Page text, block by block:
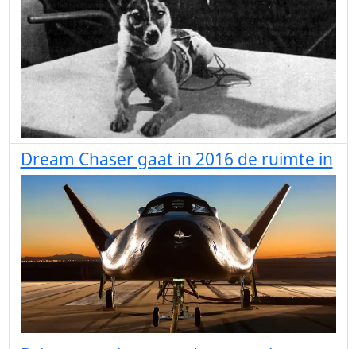
Dream Chaser gaat in 2016 de ruimte in